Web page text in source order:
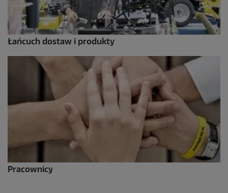
Łańcuch dostaw i produkty
Pracownicy